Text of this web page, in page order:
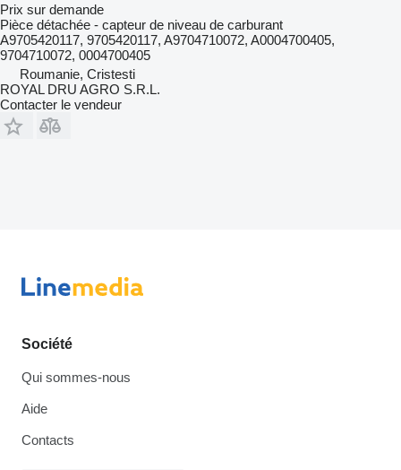
Prix sur demande
Pièce détachée - capteur de niveau de carburant
A9705420117, 9705420117, A9704710072, A0004700405,
9704710072, 0004700405
Roumanie, Cristesti
ROYAL DRU AGRO S.R.L.
Contacter le vendeur
Société
Qui sommes-nous
Aide
Contacts